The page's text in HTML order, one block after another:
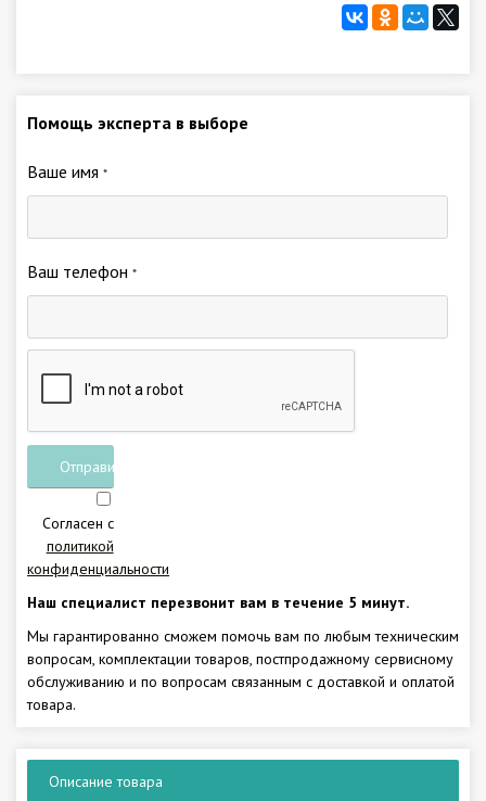
Помощь эксперта в выборе
Ваше имя *
Ваш телефон *
Отправить
заявку
Согласен с
политикой
конфиденциальности
Наш специалист перезвонит вам в течение 5 минут.
Мы гарантированно сможем помочь вам по любым техническим
вопросам, комплектации товаров, постпродажному сервисному
обслуживанию и по вопросам связанным с доставкой и оплатой
товара.
Описание товара